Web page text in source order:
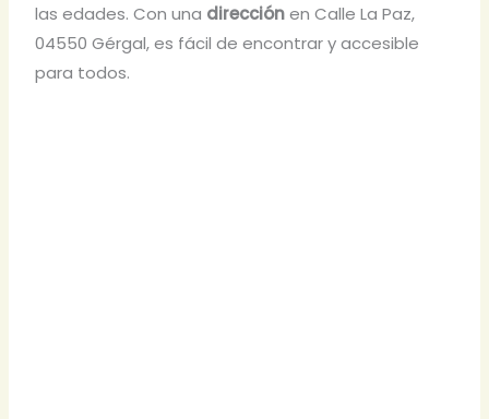
las edades. Con una direcciónen Calle La Paz,
04550 Gérgal, es fácil de encontrar y accesible
para todos.